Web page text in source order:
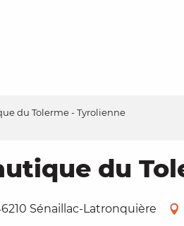
du Tolerme - Tyrolienne
du
Sénaillac-Latronquière